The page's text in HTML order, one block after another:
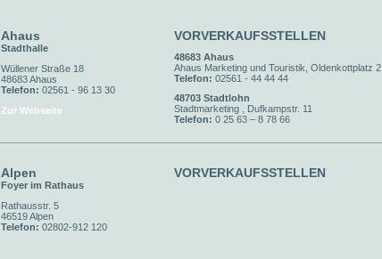
Ahaus
Stadthalle
Wüllener Straße 18
48683 Ahaus
Telefon: 02561 - 96 13 30
Zur Webseite
VORVERKAUFSSTELLEN
48683 Ahaus
Ahaus Marketing und Touristik, Oldenkottplatz 2
Telefon: 02561 - 44 44 44
48703 Stadtlohn
Stadtmarketing , Dufkampstr. 11
Telefon: 0 25 63 – 8 78 66
Alpen
Foyer im Rathaus
Rathausstr. 5
46519 Alpen
Telefon: 02802-912 120
VORVERKAUFSSTELLEN